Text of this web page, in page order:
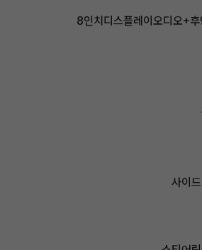
8인치디스플레이오디오+
사이